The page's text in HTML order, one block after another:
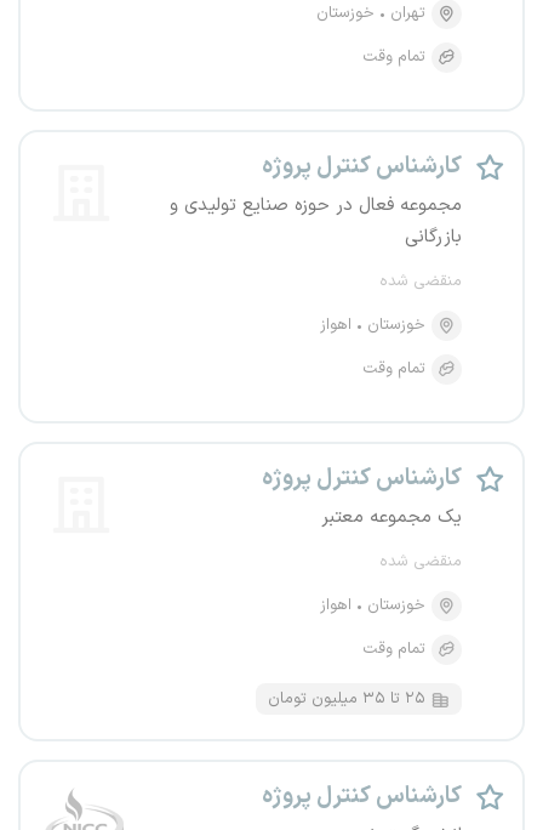
تهران
خوزستان
تمام وقت
کارشناس کنترل پروژه
مجموعه فعال در حوزه صنایع تولیدی و
بازرگانی
منقضی شده
خوزستان
اهواز
تمام وقت
کارشناس کنترل پروژه
یک مجموعه معتبر
منقضی شده
خوزستان
اهواز
تمام وقت
۲۵ تا ۳۵ میلیون تومان
کارشناس کنترل پروژه